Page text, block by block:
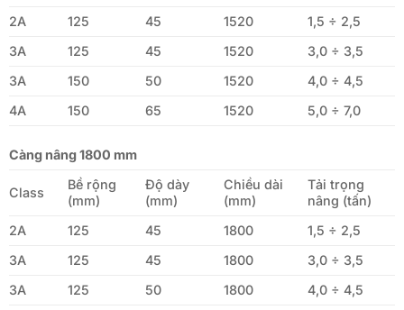
2A
125 45 1520
1,5 ÷ 2,5
3A
125 45 1520
3,0 ÷ 3,5
3A
150 50 1520
4,0 ÷ 4,5
4A
150 65 1520 5,0 ÷ 7,0
Càng nâng 1800 mm
Class
Bề rộng
(mm)
Độ dày
(mm)
Chiều dài
(mm)
Tải trọng
nâng (tấn)
2A
125 45 1800
1,5 ÷ 2,5
3A
125 45 1800
3,0 ÷ 3,5
3A
125 50 1800
4,0 ÷ 4,5